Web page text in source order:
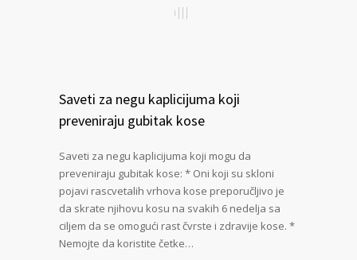
Saveti za negu kaplicijuma koji
preveniraju gubitak kose
Saveti za negu kaplicijuma koji mogu da
preveniraju gubitak kose: * Oni koji su skloni
pojavi rascvetalih vrhova kose preporučljivo je
da skrate njihovu kosu na svakih 6 nedelja sa
ciljem da se omogući rast čvrste i zdravije kose. *
Nemojte da koristite četke…